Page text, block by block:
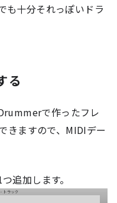
も十分それっぽいドラ
る
で作ったフレ
きますので、MIDIデー
追加します。